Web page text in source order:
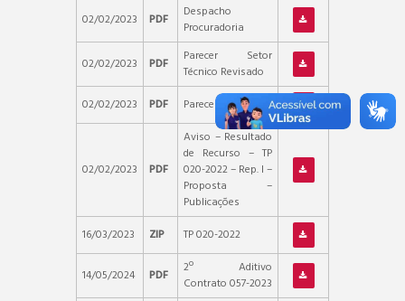
02/02/2023 PDF
Despacho
Procuradoria
02/02/2023
PDF
Parecer Setor
Técnico Revisado
02/02/2023
PDF Parecer PGM
02/02/2023 PDF
Aviso – Resultado
de Recurso – TP
020-2022 – Rep. I –
Proposta –
Publicações
16/03/2023
ZIP TP 020-2022
14/05/2024 PDF
2º Aditivo
Contrato 057-2023